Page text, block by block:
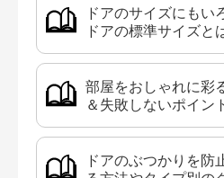
ドアのサイズにもい
ドアの標準サイズと
部屋をおしゃれに彩
＆失敗しないポイン
ドアのぶつかりを